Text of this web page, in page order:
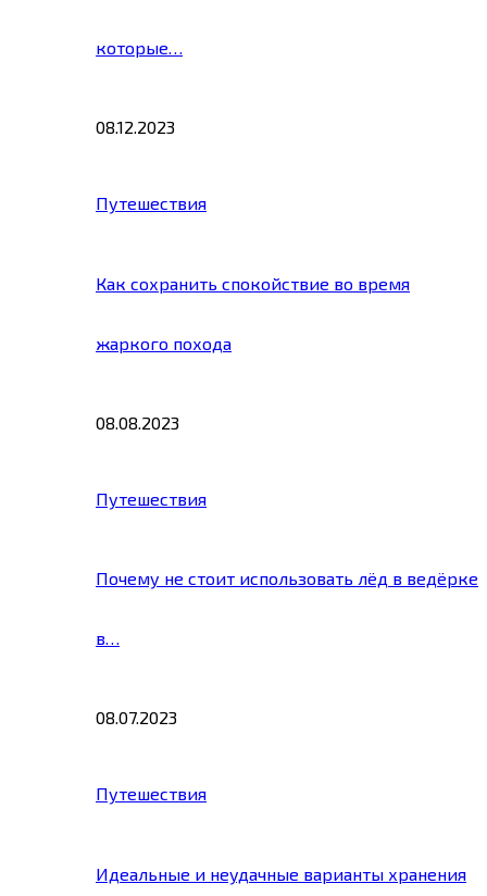
которые…
08.12.2023
Путешествия
Как сохранить спокойствие во время
жаркого похода
08.08.2023
Путешествия
Почему не стоит использовать лёд в ведёрке
в…
08.07.2023
Путешествия
Идеальные и неудачные варианты хранения